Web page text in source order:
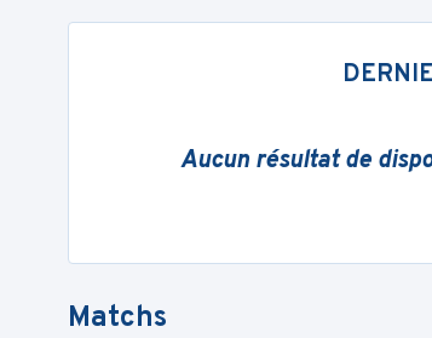
Aucun résultat de
Matchs